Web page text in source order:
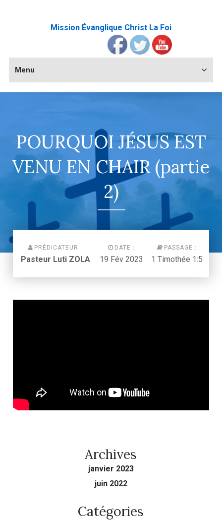
Mission Évanglique Christ La Foi
Menu
POURQUOI JÉSUS EST
VENU EN CHAIR (partie
2)
PRÉDICATEUR :
Pasteur Luti ZOLA
DATE :
19 Fév 2023
PASSAGE :
1 Timothée 1:5
Archives
janvier 2023
juin 2022
Catégories